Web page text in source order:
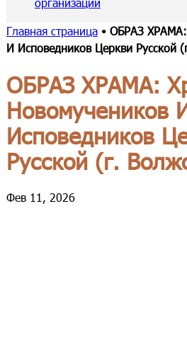
Главная страница• ОБРАЗ ХРАМА:
И Исповедников Церкви Русской
ОБРАЗ ХРАМА:
Новомучеников
Исповедников
Русской (г.
Фев 11, 2026